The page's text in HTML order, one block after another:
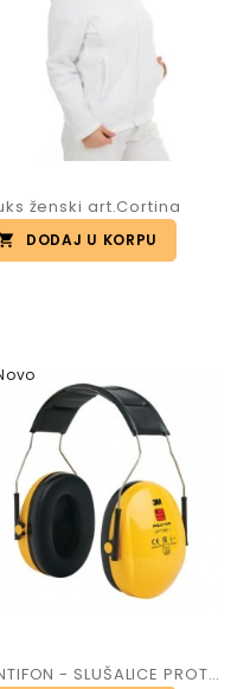
ženski art.Cortina
DODAJ U KORPU
ANTIFON - SLUŠALICE PROTIV BUKE art PELTOR OPTIME I